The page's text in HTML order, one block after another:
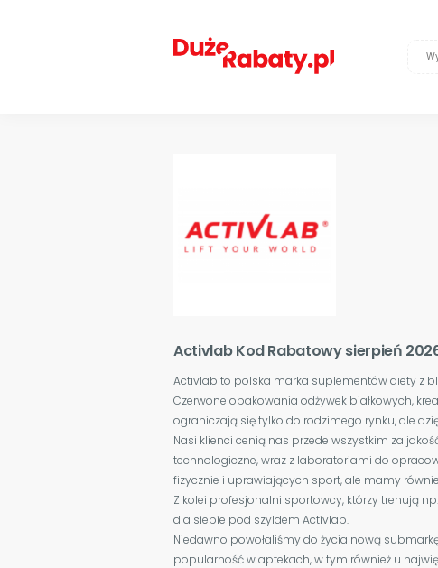
Activlab Kod Rabatowy sierpień
Activlab to polska marka suplementów diety z
Czerwone opakowania odżywek białkowych,
ograniczają się tylko do rodzimego rynku, ale
Nasi klienci cenią nas przede wszystkim za
technologiczne, wraz z laboratoriami do
fizycznie i uprawiających sport, ale mamy
Z kolei profesjonalni sportowcy, którzy trenują
dla siebie pod szyldem Activlab.
Niedawno powołaliśmy do życia nową
popularność w aptekach, w tym również u